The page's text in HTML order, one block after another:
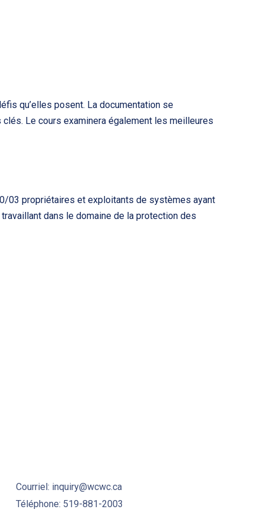
qu’elles posent. La documentation se
Le cours examinera également les meilleures
03 propriétaires et exploitants de systèmes ayant
dans le domaine de la protection des
Courriel: inquiry@wcwc.ca
Téléphone: 519-881-2003